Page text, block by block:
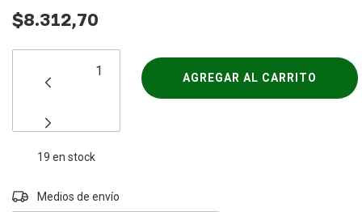
$8.312,70
19 en stock
Entregas para el CP:
Medios de envío